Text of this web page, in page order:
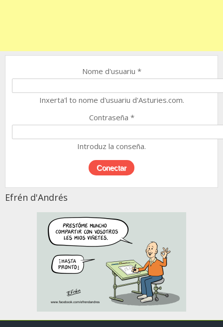
Nome d'usuariu *
Inxerta'l to nome d'usuariu d'Asturies.com.
Contraseña *
Introduz la conseña.
Efrén d'Andrés